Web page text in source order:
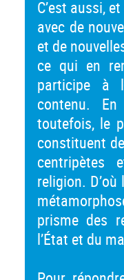
C’est aussi,
avec de
et de
ce qui en
participe à
contenu.
toutefois, le
constituent
centripètes
religion.
prisme des
l’État et du